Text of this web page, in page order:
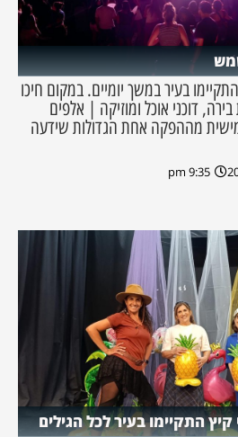
בעיר במשך יומיים. במקום חיכו
דוכני אוכל ומוזיקה | אלפים
מההפקה אחת הגדולות שידעה
9:35 pm
קיץ התקיימו בעיר לכל הגילים